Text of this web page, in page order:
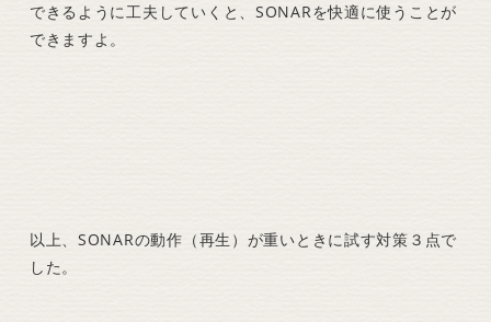
できるように工夫していくと、SONARを快適に使うことが
できますよ。
以上、SONARの動作（再生）が重いときに試す対策３点で
した。